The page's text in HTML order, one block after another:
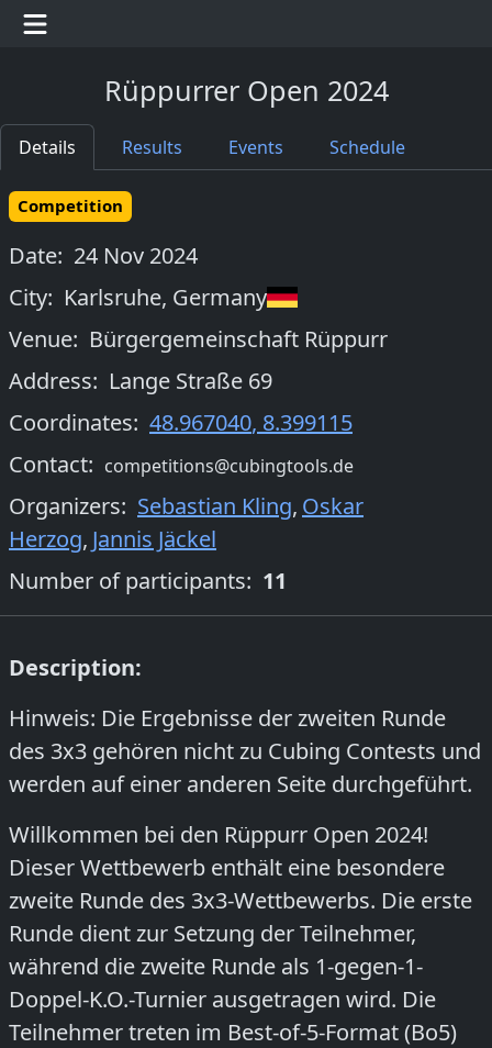
Rüppurrer Open 2024
Details Results Events Schedule
Competition
Date: 24 Nov 2024
City: Karlsruhe, Germany
Venue: Bürgergemeinschaft Rüppurr
Address: Lange Straße 69
Coordinates: 48.967040, 8.399115
Contact: competitions@cubingtools.de
Organizers: Sebastian Kling, Oskar
Herzog, Jannis Jäckel
Number of participants: 11
Description:
Hinweis: Die Ergebnisse der zweiten Runde
des 3x3 gehören nicht zu Cubing Contests und
werden auf einer anderen Seite durchgeführt.
Willkommen bei den Rüppurr Open 2024!
Dieser Wettbewerb enthält eine besondere
zweite Runde des 3x3-Wettbewerbs. Die erste
Runde dient zur Setzung der Teilnehmer,
während die zweite Runde als 1-gegen-1-
Doppel-K.O.-Turnier ausgetragen wird. Die
Teilnehmer treten im Best-of-5-Format (Bo5)